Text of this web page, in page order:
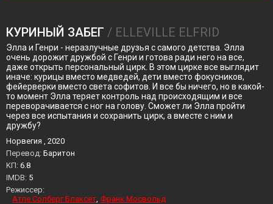
КУРИНЫЙ ЗАБЕГ / ELLEVILLE ELFRID
Элла и Генри - неразлучные друзья с самого детства. Элла
очень дорожит дружбой с Генри и готова ради него на все,
даже открыть персональный цирк. В этом цирке все выглядит
иначе: курицы вместо медведей, дети вместо фокусников,
фейерверки вместо света софитов. И все бы ничего, но в какой-
то момент Элла теряет контроль над происходящим и все
переворачивается с ног на голову. Сможет ли Элла пройти
через все испытания и сохранить цирк, а вместе с ним и
дружбу?
Норвегия , 2020
Перевод: Баритон
KП: 6.8
IMDB: 5
Режиссер:
Атле Солберг Блаксет Франк Мосвольд